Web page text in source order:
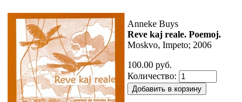
Anneke Buys
Reve kaj reale. Poemoj.
Moskvo, Impeto; 2006
100.00 руб.
Количество: